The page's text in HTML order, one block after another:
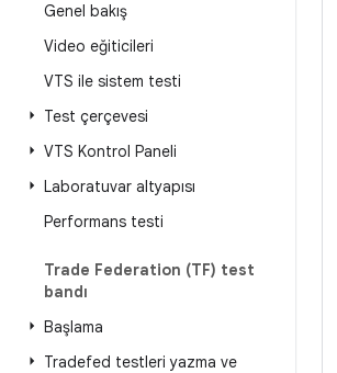
Genel bakış
Video eğiticileri
VTS ile sistem testi
Test çerçevesi
VTS Kontrol Paneli
Laboratuvar altyapısı
Performans testi
Trade Federation (TF) test
bandı
Başlama
Tradefed testleri yazma ve